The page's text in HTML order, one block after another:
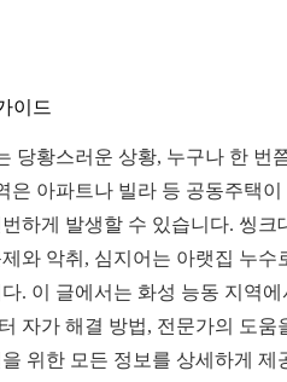
이드
당황스러운 상황, 누구나 한 번
은 아파트나 빌라 등 공동주택이
하게 발생할 수 있습니다. 씽크
와 악취, 심지어는 아랫집 누수
. 이 글에서는 화성 능동 지역에
자가 해결 방법, 전문가의 도움
위한 모든 정보를 상세하게 제